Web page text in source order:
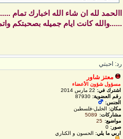
لله ان شاء الله اخبارك تمام
كانت ايام جميله بصحبتكم
احبتي
معتز شاور
مسؤول شؤون الأعضاء
اشترك في:22 مارس 2014
رقم العضوية:87930
الجنس:
مكان:الخليل-فلسطين
مشاركات:
5089
مواضيع:
25
صور: 0
اربي ما يلي:الحسون و الكناري